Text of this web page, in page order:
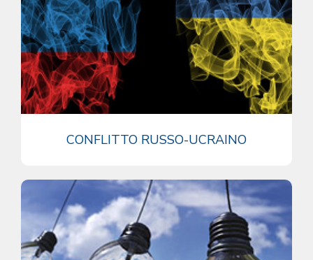
CONFLITTO RUSSO-UCRAINO